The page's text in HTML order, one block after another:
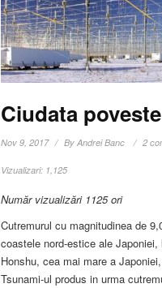
Ciudata
Nov 9, 2017 ByAndrei Banc 2
Vizualizari: 1,125
Număr vizualizări 1125 ori
Cutremurul cu magnitudinea de
coastele nord-estice ale
Honshu, cea mai mare a
Tsunami-ul produs in urma